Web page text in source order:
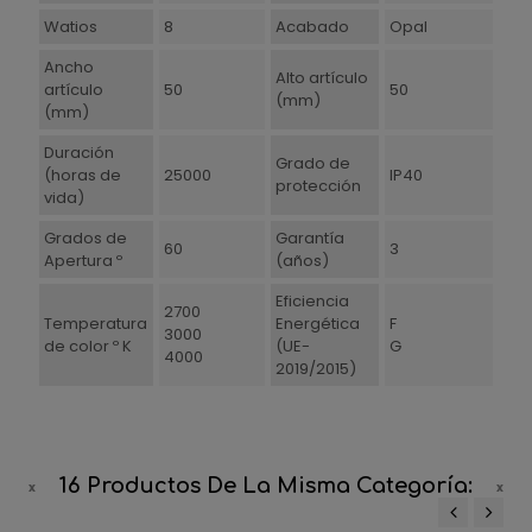
Watios 8 Acabado
Opal
Ancho
artículo
(mm)
50
Alto artículo
(mm)
50
Duración
(horas de
vida)
25000
Grado de
protección
IP40
Grados de
Apertura º
60
Garantía
(años)
3
Temperatura
de color º K
2700
3000
4000
Eficiencia
Energética
(UE-
2019/2015)
F
G
16 Productos De La Misma Categoría: